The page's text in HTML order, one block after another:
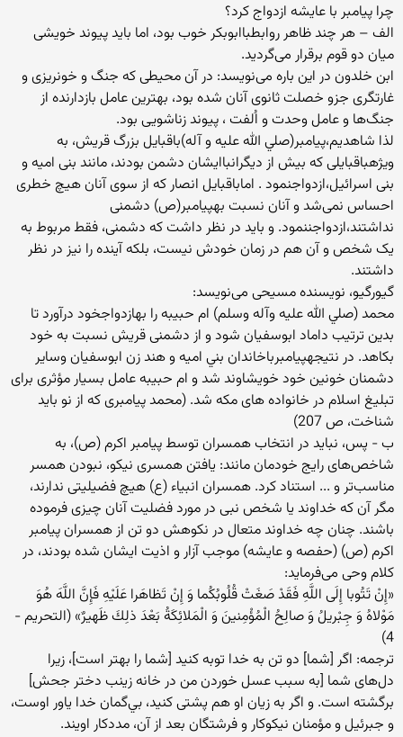
چرا پيامبر با عايشه ازدواج كرد؟
الف – هر چند ظاهر روابطباابوبکر خوب بود، اما باید پیوند خویشی
میان دو قوم برقرار می‌گردید.
ابن خلدون در این باره می‌نویسد: در آن محيطى كه جنگ و خونريزى و
غارتگرى جزو خصلت ثانوى آنان شده بود، بهترين عامل بازدارنده از
جنگ‌ها و عامل وحدت و اُلفت ، پيوند زناشويى بود.
لذا شاهدیم،پيامبر(صلي الله عليه و آله)باقبايل بزرگ قريش‌، به
ويژهباقبايلى كه بيش از ديگرانباایشان دشمن بودند‌، مانند بنى اميه و
بنى اسرائيل‌،ازدواجنمود . اماباقبايل انصار كه از سوى آنان هيچ خطرى
احساس نمی‌شد و آنان نسبت بهپيامبر(ص) دشمنى
نداشتند،ازدواجننمود. و باید در نظر داشت که دشمنی، فقط مربوط به
یک شخص و آن هم در زمان خودش نیست، بلکه آینده را نیز در نظر
داشتند.
گيورگيو‌، نويسنده مسيحى می‌نويسد:
محمد (صلي الله عليه وآله وسلم) ام حبيبه را بهازدواجخود درآورد تا
بدين ترتيب داماد ابوسفيان شود و از دشمنى قريش نسبت به خود
بكاهد. در نتيجهپيامبرباخاندان بني اميه و هند زن ابوسفيان وساير
دشمنان خونين خود خويشاوند شد و ام حبيبه عامل بسيار مؤثرى براى
تبليغ اسلام در خانواده هاى مكه شد. (محمد پيامبرى كه از نو بايد
شناخت، ص 207)
ب - پس، نباید در انتخاب همسران توسط پیامبر اکرم (ص)، به
شاخص‌های رایج خودمان مانند: یافتن همسری نیکو، نبودن همسر
مناسب‌تر و ... استناد کرد. همسران انبیاء (ع) هیچ فضیلیتی ندارند،
مگر آن که خداوند یا شخص نبی در مورد فضلیت آنان چیزی فرموده
باشند. چنان چه خداوند متعال در نکوهش دو تن از همسران پیامبر
اکرم (ص) (حفصه و عایشه) موجب آزار و اذیت ایشان شده بودند، در
کلام وحی می‌فرماید:
«إِنْ تَتُوبا إِلَى اللَّهِ فَقَدْ صَغَتْ قُلُوبُكُما وَ إِنْ تَظاهَرا عَلَيْهِ فَإِنَّ اللَّهَ هُوَ
مَوْلاهُ وَ جِبْريلُ وَ صالِحُ الْمُؤْمِنينَ وَ الْمَلائِكَةُ بَعْدَ ذلِكَ ظَهيرٌ» (التحریم -
4)
ترجمه: اگر [شما] دو تن به خدا توبه كنيد [شما را بهتر است‏]، زيرا
دل‌هاى شما [به سبب عسل خوردن من در خانه زينب دختر جحش‏]
برگشته است. و اگر به زيان او هم پشتى كنيد، بي‌گمان خدا ياور اوست،
و جبرئيل و مؤمنان نيكوكار و فرشتگان بعد از آن، مددكار اويند.